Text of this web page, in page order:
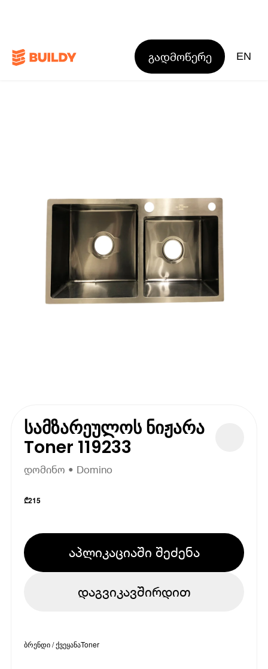
გადმოწერე EN
სამზარეულოს ნიჟარა
Toner 119233
დომინო • Domino
₾215
აპლიკაციაში შეძენა
დაგვიკავშირდით
ბრენდი / ქვეყანაToner